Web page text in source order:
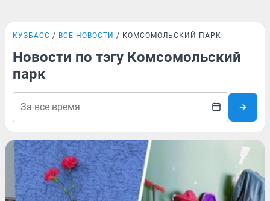
КУЗБАСС ВСЕ НОВОСТИ КОМСОМОЛЬСКИЙ ПАРК
Новости по тэгу Комсомольский
парк